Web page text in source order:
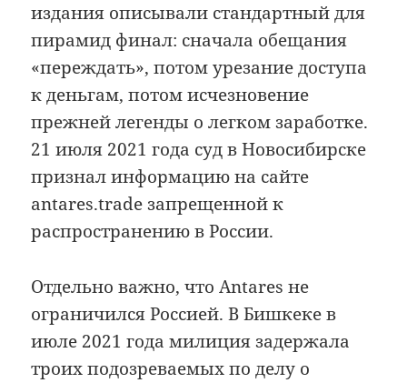
издания описывали стандартный для
пирамид финал: сначала обещания
«переждать», потом урезание доступа
к деньгам, потом исчезновение
прежней легенды о легком заработке.
21 июля 2021 года суд в Новосибирске
признал информацию на сайте
antares.trade запрещенной к
распространению в России.
Отдельно важно, что Antares не
ограничился Россией. В Бишкеке в
июле 2021 года милиция задержала
троих подозреваемых по делу о